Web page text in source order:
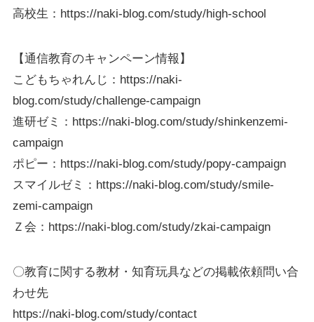
高校生：https://naki-blog.com/study/high-school
【通信教育のキャンペーン情報】
こどもちゃれんじ：https://naki-
blog.com/study/challenge-campaign
進研ゼミ：https://naki-blog.com/study/shinkenzemi-
campaign
ポピー：https://naki-blog.com/study/popy-campaign
スマイルゼミ：https://naki-blog.com/study/smile-
zemi-campaign
Ｚ会：https://naki-blog.com/study/zkai-campaign
〇教育に関する教材・知育玩具などの掲載依頼問い合
わせ先
https://naki-blog.com/study/contact